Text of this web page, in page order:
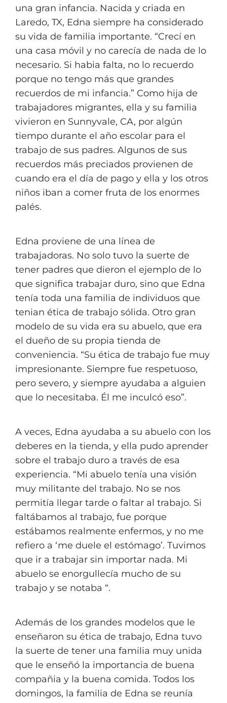
una gran infancia. Nacida y criada en
Laredo, TX, Edna siempre ha considerado
su vida de familia importante. “Crecí en
una casa móvil y no carecía de nada de lo
necesario. Si habia falta, no lo recuerdo
porque no tengo más que grandes
recuerdos de mi infancia.” Como hija de
trabajadores migrantes, ella y su familia
vivieron en Sunnyvale, CA, por algún
tiempo durante el año escolar para el
trabajo de sus padres. Algunos de sus
recuerdos más preciados provienen de
cuando era el día de pago y ella y los otros
niños iban a comer fruta de los enormes
palés.
Edna proviene de una línea de
trabajadoras. No solo tuvo la suerte de
tener padres que dieron el ejemplo de lo
que significa trabajar duro, sino que Edna
tenía toda una familia de individuos que
tenian ética de trabajo sólida. Otro gran
modelo de su vida era su abuelo, que era
el dueño de su propia tienda de
conveniencia. “Su ética de trabajo fue muy
impresionante. Siempre fue respetuoso,
pero severo, y siempre ayudaba a alguien
que lo necesitaba. Él me inculcó eso”.
A veces, Edna ayudaba a su abuelo con los
deberes en la tienda, y ella pudo aprender
sobre el trabajo duro a través de esa
experiencia. “Mi abuelo tenía una visión
muy militante del trabajo. No se nos
permitía llegar tarde o faltar al trabajo. Si
faltábamos al trabajo, fue porque
estábamos realmente enfermos, y no me
refiero a ‘me duele el estómago’. Tuvimos
que ir a trabajar sin importar nada. Mi
abuelo se enorgullecía mucho de su
trabajo y se notaba “.
Además de los grandes modelos que le
enseñaron su ética de trabajo, Edna tuvo
la suerte de tener una familia muy unida
que le enseñó la importancia de buena
compañia y la buena comida. Todos los
domingos, la familia de Edna se reunía